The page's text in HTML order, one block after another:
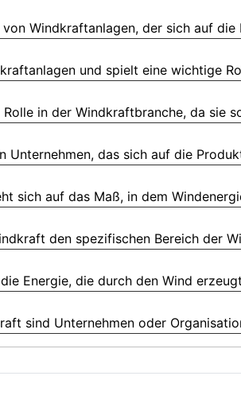
Windkraftanlagen, der sich auf die
und spielt eine wichtige
in der Windkraftbranche, da sie
das sich auf die
sich auf das Maß, in dem
den spezifischen Bereich der
Energie, die durch den Wind
sind Unternehmen oder